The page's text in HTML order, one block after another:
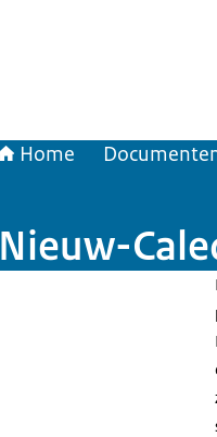
Home
Nieuw-